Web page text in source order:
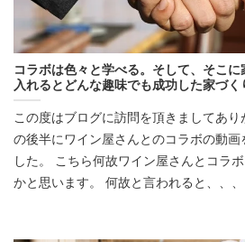
コラボは色々と学べる。そして、そこ
入れるとどんな趣味でも成功した家づく
この度はブログに訪問を頂きましてあ
の後半にワイン屋さんとのコラボの動画
した。 こちら何故ワイン屋さんとコラ
かと思います。 何故と言われると、、、